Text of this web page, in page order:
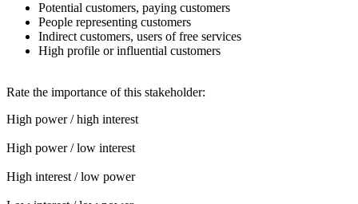
Potential customers, paying customers
People representing customers
Indirect customers, users of free services
High profile or influential customers
Rate the importance of this stakeholder:
High power / high interest
High power / low interest
High interest / low power